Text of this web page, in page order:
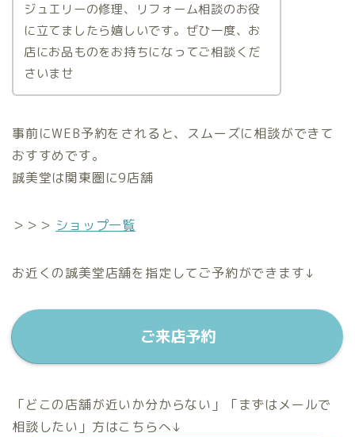
ジュエリーの修理、リフォーム相談のお役
に立てましたら嬉しいです。ぜひ一度、お
店にお品ものをお持ちになってご相談くだ
さいませ
事前にWEB予約をされると、スムーズに相談ができて
おすすめです。
誠美堂は関東圏に9店舗
＞＞＞ ショップ一覧
お近くの誠美堂店舗を指定してご予約ができます↓
ご来店予約
「どこの店舗が近いか分からない」「まずはメールで
相談したい」方はこちらへ↓